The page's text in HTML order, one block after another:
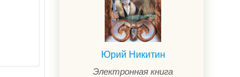
Юрий Никитин
Электронная книга